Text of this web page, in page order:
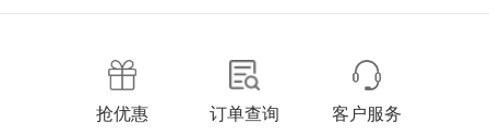
抢优惠 订单查询 客户服务